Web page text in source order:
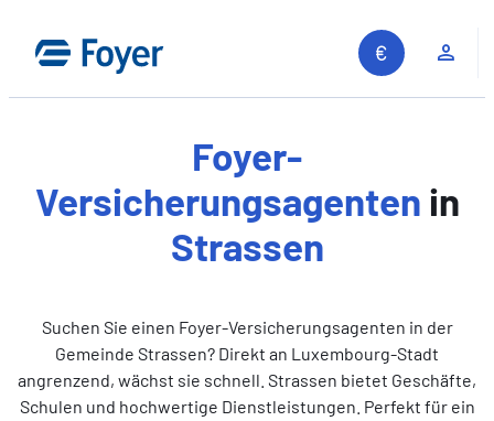
Inhalt
springen
Foyer-
Versicherungsagenten in
Strassen
Suchen Sie einen Foyer-Versicherungsagenten in der
Gemeinde Strassen? Direkt an Luxembourg-Stadt
angrenzend, wächst sie schnell. Strassen bietet Geschäfte,
Schulen und hochwertige Dienstleistungen. Perfekt für ein